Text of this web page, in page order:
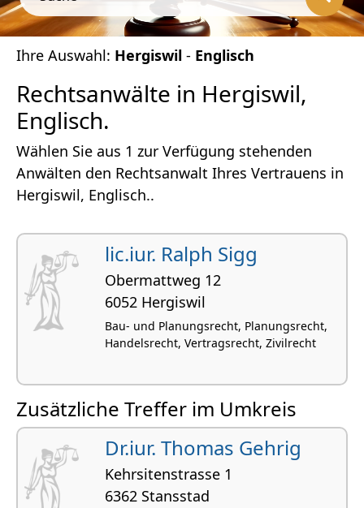
Ihre Auswahl: Hergiswil - Englisch
Rechtsanwälte in Hergiswil,
Englisch.
Wählen Sie aus 1 zur Verfügung stehenden
Anwälten den Rechtsanwalt Ihres Vertrauens in
Hergiswil, Englisch..
lic.iur. Ralph Sigg
Obermattweg 12
6052 Hergiswil
Bau- und Planungsrecht, Planungsrecht,
Handelsrecht, Vertragsrecht, Zivilrecht
Zusätzliche Treffer im Umkreis
Dr.iur. Thomas Gehrig
Kehrsitenstrasse 1
6362 Stansstad